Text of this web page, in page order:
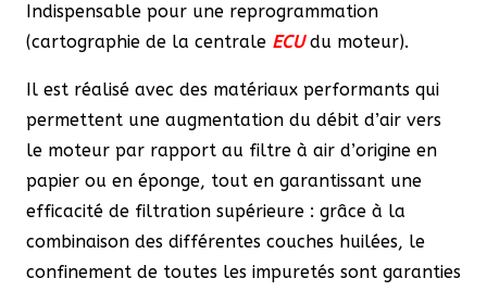
Indispensable pour une reprogrammation
(cartographie de la centrale ECU du moteur).
Il est réalisé avec des matériaux performants qui
permettent une augmentation du débit d’air vers
le moteur par rapport au filtre à air d’origine en
papier ou en éponge, tout en garantissant une
efficacité de filtration supérieure : grâce à la
combinaison des différentes couches huilées, le
confinement de toutes les impuretés sont garanties